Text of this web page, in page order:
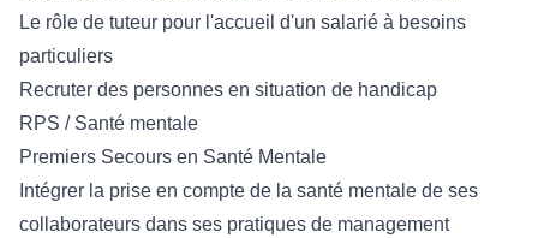
Le rôle de tuteur pour l'accueil d'un salarié à besoins
particuliers
Recruter des personnes en situation de handicap
RPS / Santé mentale
Premiers Secours en Santé Mentale
Intégrer la prise en compte de la santé mentale de ses
collaborateurs dans ses pratiques de management